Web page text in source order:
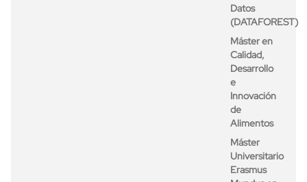
Datos
(DATAFOREST)
Máster en
Calidad,
Desarrollo
e
Innovación
de
Alimentos
Máster
Universitario
Erasmus